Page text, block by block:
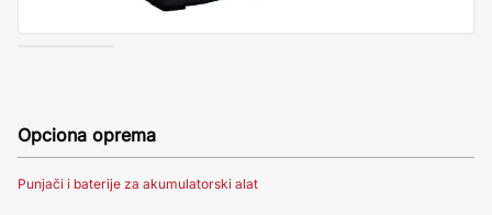
Opciona oprema
Punjači i baterije za akumulatorski alat